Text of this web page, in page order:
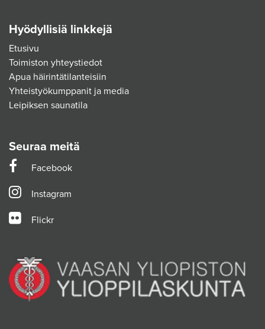
Hyödyllisiä linkkejä
Etusivu
Toimiston yhteystiedot
Apua häirintätilanteisiin
Yhteistyökumppanit ja media
Leipiksen saunatila
Seuraa meitä
Facebook
Instagram
Flickr